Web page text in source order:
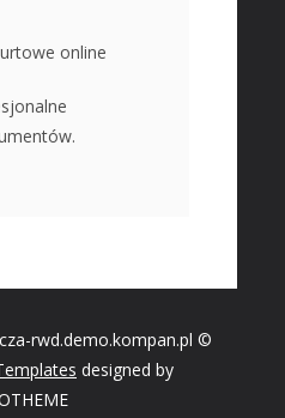
online
rwd.demo.kompan.pl ©
designed by